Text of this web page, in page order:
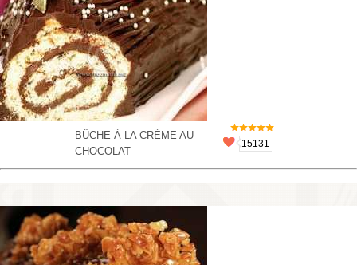
BÛCHE À LA CRÈME AU
CHOCOLAT
15131